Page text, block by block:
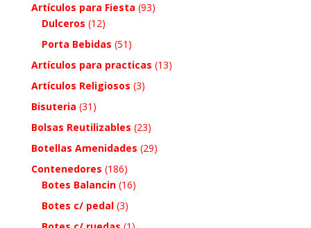
Artículos para Fiesta (93)
Dulceros (12)
Porta Bebidas (51)
Artículos para practicas (13)
Artículos Religiosos (3)
Bisuteria (31)
Bolsas Reutilizables (23)
Botellas Amenidades (29)
Contenedores (186)
Botes Balancin (16)
Botes c/ pedal (3)